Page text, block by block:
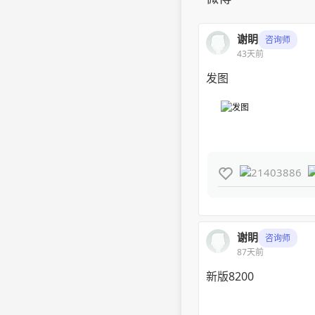
谢眀 咨询师
43天前
发图

谢眀 咨询师
87天前
新版8200